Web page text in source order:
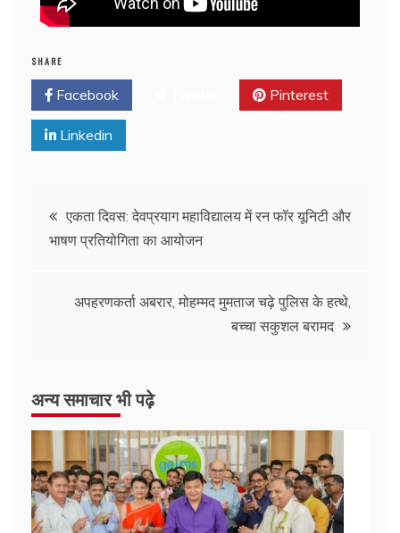
SHARE
Facebook Pinterest
Linkedin
एकता दिवस: देवप्रयाग महाविद्यालय में रन फॉर यूनिटी और
भाषण प्रतियोगिता का आयोजन
अपहरणकर्ता अबरार, मोहम्मद मुमताज चढ़े पुलिस के हत्थे,
बच्चा सकुशल बरामद
अन्य समाचार भी पढ़े